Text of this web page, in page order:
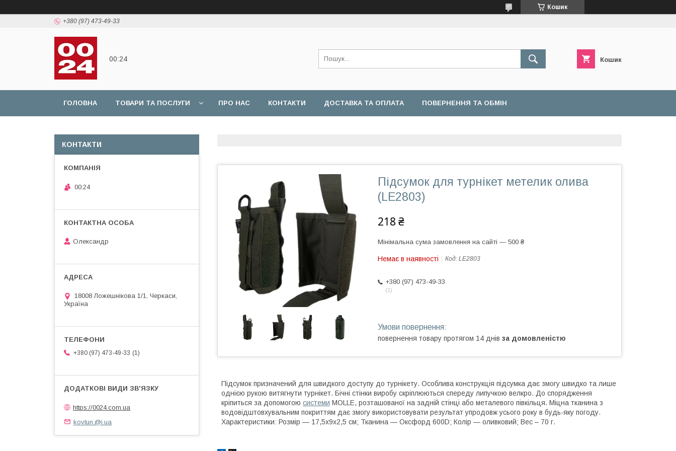
Кошик
+380 (97) 473-49-33
00:24 Кошик
ГОЛОВНА ТОВАРИ ТА ПОСЛУГИ ПРО НАС КОНТАКТИ ДОСТАВКА ТА ОПЛАТА ПОВЕРНЕННЯ ТА ОБМІН
Підсумок для турнікет метелик олива
(LE2803)
218 ₴
Мінімальна сума замовлення на сайті — 500 ₴
Немає в наявності Код: LE2803
+380 (97) 473-49-33
1
повернення товару протягом 14 днів за домовленістю
Підсумок призначений для швидкого доступу до турнікету. Особлива конструкція підсумка дає змогу швидко та лише
однією рукою витягнути турнікет. Бічні стінки виробу скріплюються спереду липучкою велкро. До спорядження
кріпиться за допомогою системи MOLLE, розташованої на задній стінці або металевого півкільця. Міцна тканина з
водовідштовхувальним покриттям дає змогу використовувати результат упродовж усього року в будь-яку погоду.
Характеристики: Розмір — 17,5х9х2,5 см; Тканина — Оксфорд 600D; Колір — оливковий; Вес – 70 г.
КОНТАКТИ
00:24
Олександр
18008 Ложешнікова 1/1, Черкаси,
Україна
+380 (97) 473-49-33 1
https://0024.com.ua
kovtun.@i.ua